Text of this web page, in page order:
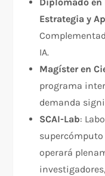
Estrategia y
IA.​
Magíster en
programa
demanda
SCAI-Lab:
supercómputo
operará